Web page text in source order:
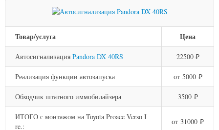
Товар/услуга Цена
Автосигнализация Pandora DX 40RS 22500 ₽
Реализация функции автозапуска от 5000 ₽
Обходчик штатного иммобилайзера 3500 ₽
ИТОГО с монтажом на Toyota Proace Verso I
re.:
от 31000 ₽